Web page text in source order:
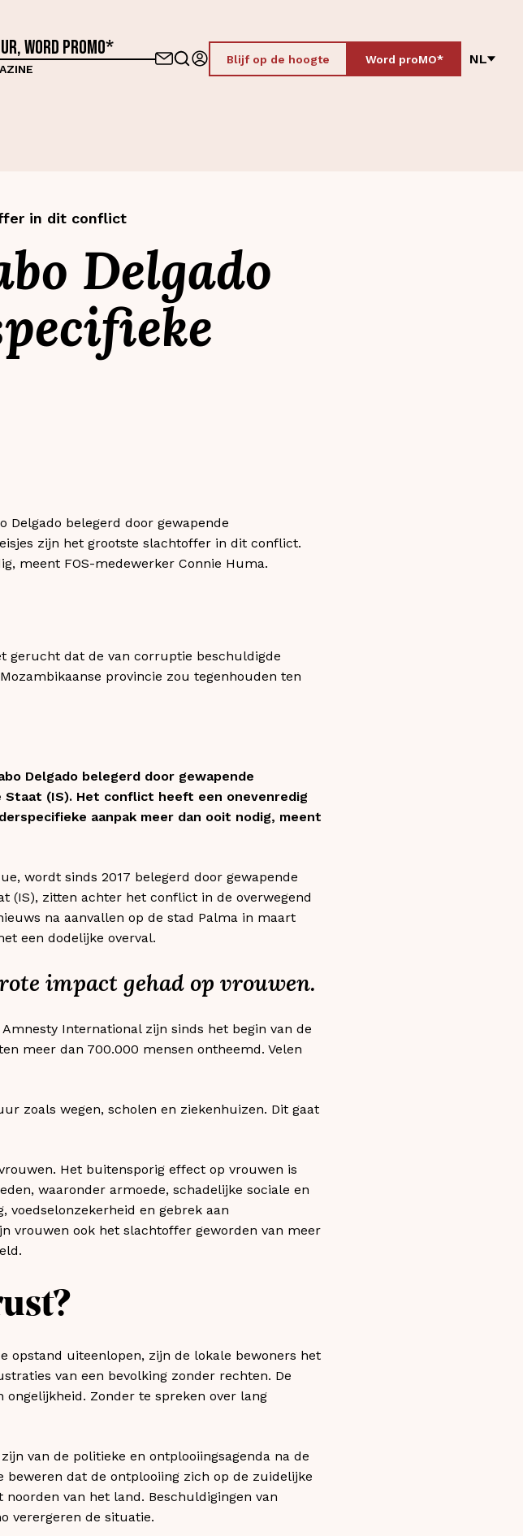
word proMO* Blijf op de hoogte Word proMO* NL
in dit conflict
Delgado
Delgado belegerd door gewapende
zijn het grootste slachtoffer in dit conflict.
meent FOS-medewerker Connie Huma.
gerucht dat de van corruptie beschuldigde
provincie zou tegenhouden ten
Delgado belegerd door gewapende
Staat (IS). Het conflict heeft een onevenredig
aanpak meer dan ooit nodig, meent
wordt sinds 2017 belegerd door gewapende
(IS), zitten achter het conflict in de overwegend
na aanvallen op de stad Palma in maart
een dodelijke overval.
impact gehad op vrouwen.
International zijn sinds het begin van de
meer dan 700.000 mensen ontheemd. Velen
zoals wegen, scholen en ziekenhuizen. Dit gaat
Het buitensporig effect op vrouwen is
waaronder armoede, schadelijke sociale en
voedselonzekerheid en gebrek aan
vrouwen ook het slachtoffer geworden van meer
opstand uiteenlopen, zijn de lokale bewoners het
van een bevolking zonder rechten. De
Zonder te spreken over lang
van de politieke en ontplooiingsagenda na de
beweren dat de ontplooiing zich op de zuidelijke
van het land. Beschuldigingen van
verergeren de situatie.